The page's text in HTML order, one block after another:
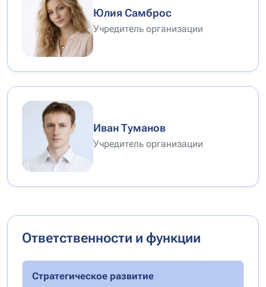
Юлия Самброс
Учредитель организации
Иван Туманов
Учредитель организации
Ответственности и функции
Стратегическое развитие